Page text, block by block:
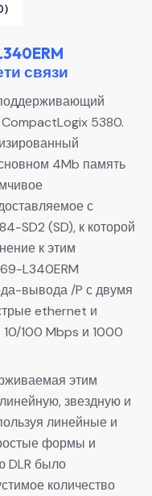
связи
5380.
4Mb память
с
SD2 (SD), к которой
к этим
L340ERM
вывода /P с двумя
ethernet и
10/100 Mbps и 1000
этим
звездную и
линейные и
формы и
DLR было
количество